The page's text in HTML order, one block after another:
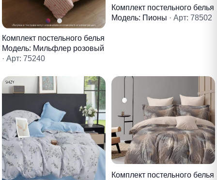
Комплект постельного белья
Модель: Мильфлер розовый
· Арт: 75240
Комплект постельного белья
Модель: Пионы · Арт: 78502
Комплект постельного белья